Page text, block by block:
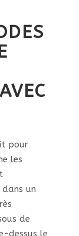
pour
les
un
de
dessus le